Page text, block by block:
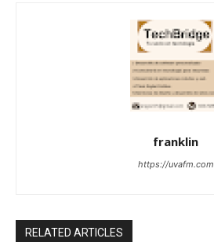
franklin
https://uvafm.com
RELATED ARTICLES